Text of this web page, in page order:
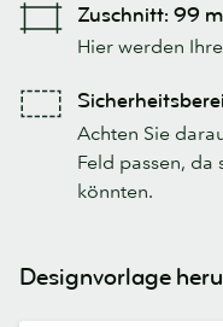
Zuschnitt: 99
Hier werden
Achten Sie
Feld passen, da
könnten.
Designvorlage